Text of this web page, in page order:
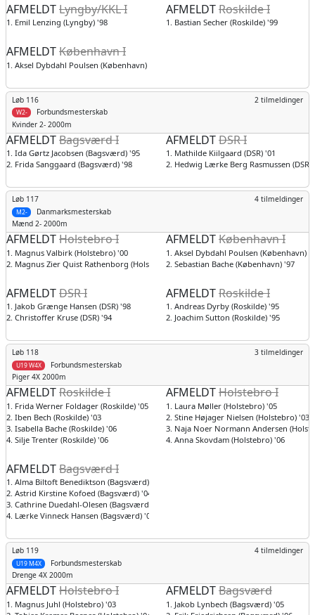
AFMELDTLyngby/KKL I
1. Emil Lenzing (Lyngby) '98
AFMELDTRoskilde I
1. Bastian Secher (Roskilde) '99
AFMELDTKøbenhavn I
1. Aksel Dybdahl Poulsen (København) '98
Løb 116
Forbundsmesterskab
2 tilmeldinger
W2-
Kvinder 2- 2000m
AFMELDTBagsværd I
1. Ida Gørtz Jacobsen (Bagsværd) '95
2. Frida Sanggaard (Bagsværd) '98
AFMELDTDSR I
1. Mathilde Kiilgaard (DSR) '01
2. Hedwig Lærke Berg Rasmussen (DSR)
Løb 117
Danmarksmesterskab
4 tilmeldinger
M2-
Mænd 2- 2000m
AFMELDTHolstebro I
1. Magnus Valbirk (Holstebro) '00
2. Magnus Zier Quist Rathenborg (Holstebro) '99
AFMELDTKøbenhavn I
1. Aksel Dybdahl Poulsen (København)
2. Sebastian Bache (København) '97
AFMELDTDSR I
1. Jakob Grænge Hansen (DSR) '98
2. Christoffer Kruse (DSR) '94
AFMELDTRoskilde I
1. Andreas Dyrby (Roskilde) '95
2. Joachim Sutton (Roskilde) '95
Løb 118
Forbundsmesterskab
3 tilmeldinger
U19 W4X
Piger 4X 2000m
AFMELDTRoskilde I
1. Frida Werner Foldager (Roskilde) '05
2. Iben Bech (Roskilde) '03
3. Isabella Bache (Roskilde) '06
4. Silje Trenter (Roskilde) '06
AFMELDTHolstebro I
1. Laura Møller (Holstebro) '05
2. Stine Højager Nielsen (Holstebro) '03
3. Naja Noer Normann Andersen
4. Anna Skovdam (Holstebro) '06
AFMELDTBagsværd I
1. Alma Biltoft Benediktson (Bagsværd) '05
2. Astrid Kirstine Kofoed (Bagsværd) '04
3. Cathrine Duedahl-Olesen (Bagsværd) '03
4. Lærke Vinneck Hansen (Bagsværd) '04
Løb 119
Forbundsmesterskab
4 tilmeldinger
U19 M4X
Drenge 4X 2000m
AFMELDTHolstebro I
1. Magnus Juhl (Holstebro) '03
AFMELDTBagsværd
1. Jakob Lynbech (Bagsværd) '05